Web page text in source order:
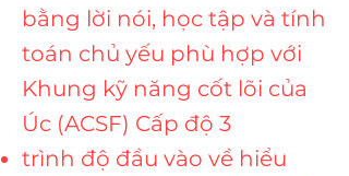
bằng lời nói, học tập và tính
toán chủ yếu phù hợp với
Khung kỹ năng cốt lõi của
Úc (ACSF) Cấp độ 3
trình độ đầu vào về hiểu